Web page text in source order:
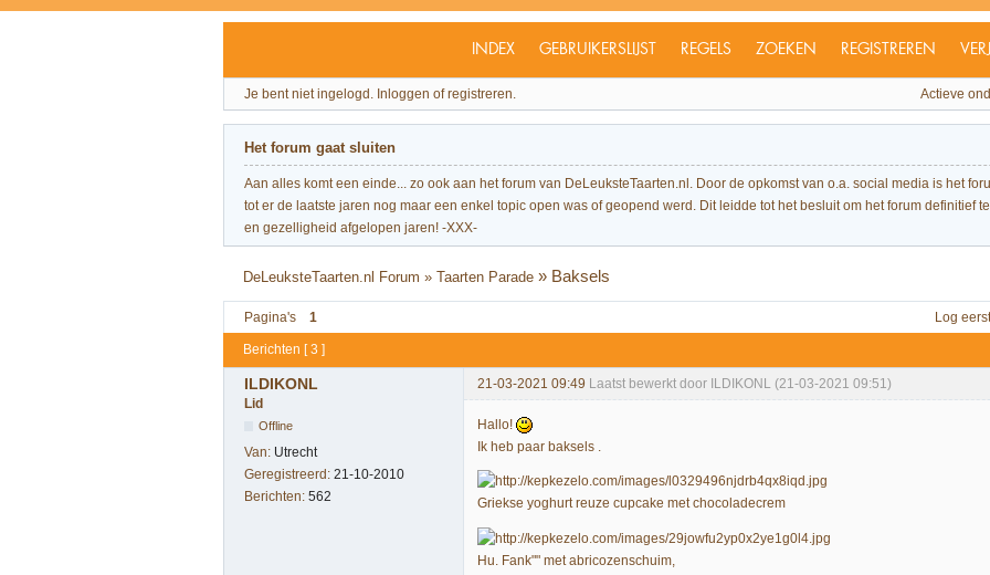
INDEX GEBRUIKERSLIJST REGELS ZOEKEN REGISTREREN
Je bent niet ingelogd. Inloggen of registreren. Actieve
Het forum gaat sluiten
Aan alles komt een einde... zo ook aan het forum van DeLeuksteTaarten.nl. Door de opkomst van o.a. social media is het
tot er de laatste jaren nog maar een enkel topic open was of geopend werd. Dit leidde tot het besluit om het forum definitief
en gezelligheid afgelopen jaren! -XXX-
DeLeuksteTaarten.nl Forum »Taarten Parade » Baksels
Pagina's 1 Log
Berichten [ 3 ]
ILDIKONL 21-03-2021 09:49 Laatst bewerkt door ILDIKONL (21-03-2021 09:51)
Lid
Offline
Van: Utrecht
Geregistreerd: 21-10-2010
Berichten: 562
Hallo!
Ik heb paar baksels .
Griekse yoghurt reuze cupcake met chocoladecrem
Hu. Fank"" met abricozenschuim,